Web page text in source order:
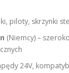
piloty, skrzynki
(Niemcy) –
24V,